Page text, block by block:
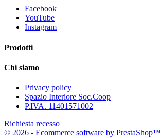
Facebook
YouTube
Instagram
Prodotti
Chi siamo
Privacy policy
Spazio Interiore Soc.Coop
P.IVA. 11401571002
Richiesta recesso
© 2026 - Ecommerce software by PrestaShop™